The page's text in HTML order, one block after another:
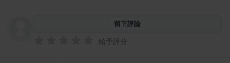
留下評論
給予評分